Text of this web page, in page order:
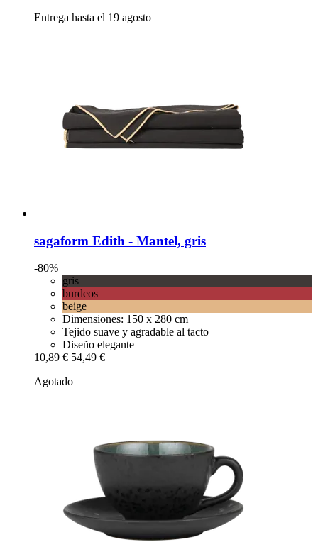
Entrega hasta el 19 agosto
sagaform Edith -​ Mantel, gris
-80%
gris
burdeos
beige
Dimensiones: 150 x 280 cm
Tejido suave y agradable al tacto
Diseño elegante
10,89 € 54,49 €
Agotado